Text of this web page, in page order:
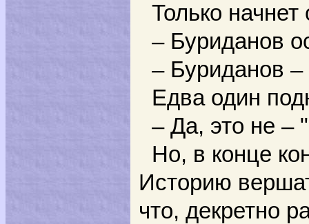
Только
– Буриданов
– Буриданов –
Едва один
– Да, это не –
Но, в конце
Историю
что, декретно